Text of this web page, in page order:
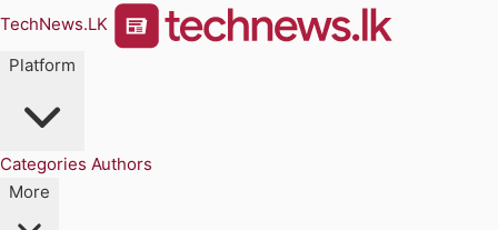
TechNews.LK
Platform
Categories Authors
More